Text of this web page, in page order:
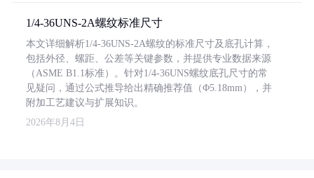
1/4-36UNS-2A螺纹标准尺寸
本文详细解析1/4-36UNS-2A螺纹的标准尺寸及底孔计算，
包括外径、螺距、公差等关键参数，并提供专业数据来源
（ASME B1.1标准）。针对1/4-36UNS螺纹底孔尺寸的常
见疑问，通过公式推导给出精确推荐值（Φ5.18mm），并
附加工艺建议与扩展知识。
2026年8月4日